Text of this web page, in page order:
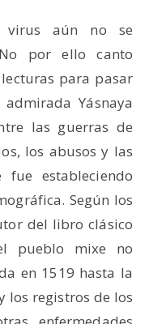
aún no se
por ello canto
para pasar
Yásnaya
las guerras de
los abusos y las
fue estableciendo
Según los
del libro clásico
pueblo mixe no
en 1519 hasta la
los registros de los